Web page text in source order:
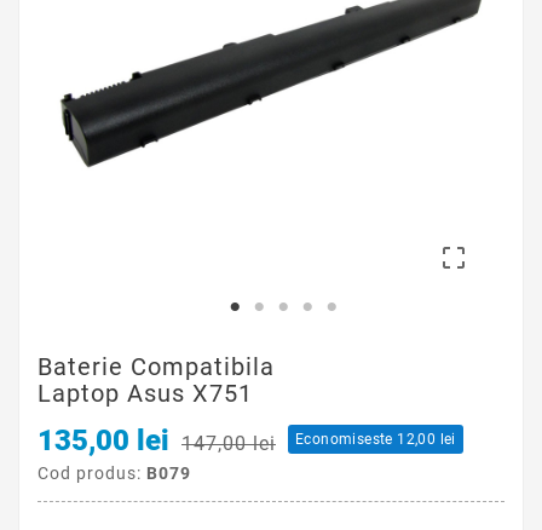

Baterie Compatibila
Laptop Asus X751
135,00 lei 147,00 lei Economiseste 12,00 lei
Cod produs: B079